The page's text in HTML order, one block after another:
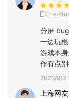
分屏
一边玩
游戏本
作有点
2026/8/3
上海网